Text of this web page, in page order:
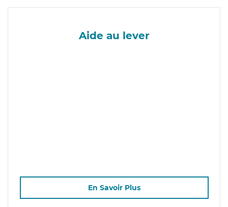
Aide au lever
En Savoir Plus